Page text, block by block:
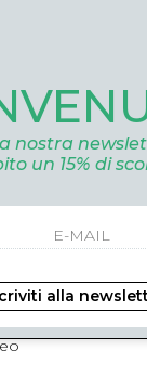
Cuneo
nostra
un 15% di
alla